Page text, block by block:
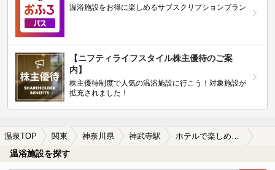
温浴施設をお得に楽しめるサブスクリプションプラン
【ニフティライフスタイル株主優待のご案
内】
株主優待制度で人気の温浴施設に行こう！対象施設が
拡充されました！
温泉TOP 関東 神奈川県 神武寺駅 ホテルで楽しめる神武寺駅近くの温泉、日帰り温泉、スーパー銭湯おすすめ
温浴施設を探す